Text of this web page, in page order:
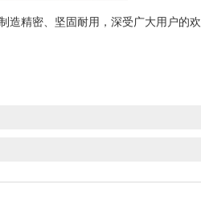
造精密、坚固耐用，深受广大用户的欢